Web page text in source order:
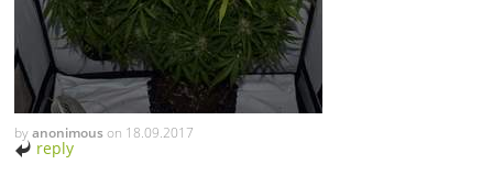
byanonimouson 18.09.2017
reply